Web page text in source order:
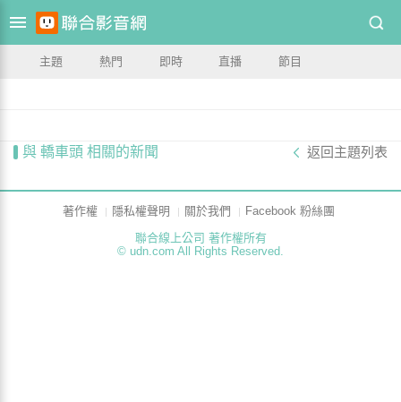
主題 熱門 即時 直播 節目
與 轎車頭 相關的新聞 返回主題列表
著作權 隱私權聲明 關於我們
Facebook 粉絲團
聯合線上公司 著作權所有
© udn.com All Rights Reserved.